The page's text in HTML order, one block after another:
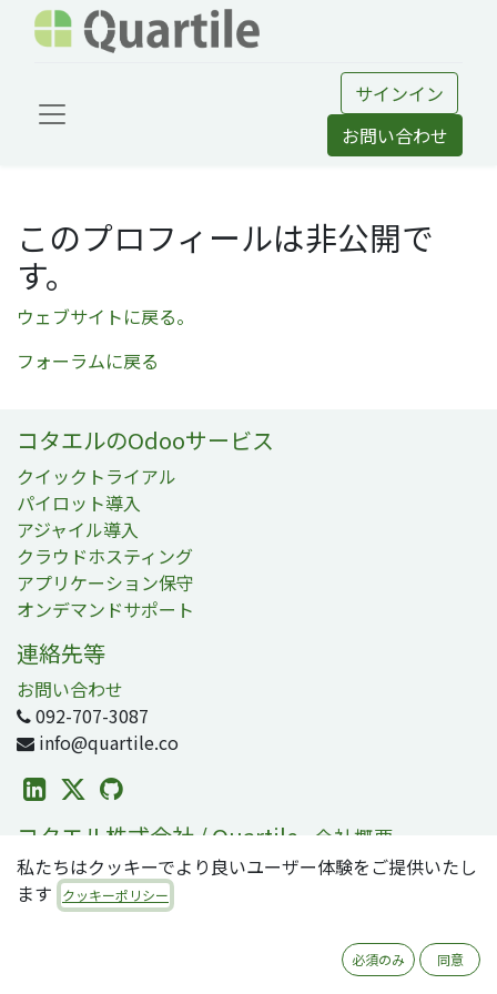
サインイン
お問い合わせ
このプロフィールは非公開で
す。
ウェブサイトに戻る。
フォーラムに戻る
コタエルのOdooサービス
クイックトライアル
パイロット導入
アジャイル導入
クラウドホスティング
アプリケーション保守
オンデマンドサポート
連絡先等
お問い合わせ
092-707-3087
info@quartile.co
コタエル株式会社 / Quartile 会社概要
コタエルは日本および世界各地のお客様のOdoo導入を支
援しています。
Odooは2800万人のユーザが利用する、世界で最も人気の
オープンソースビジネスアプリ/ERPスイートです。零細・
私たちはクッキーでより良いユーザー体験をご提供いたし
ます
クッキーポリシー
必須のみ 同意